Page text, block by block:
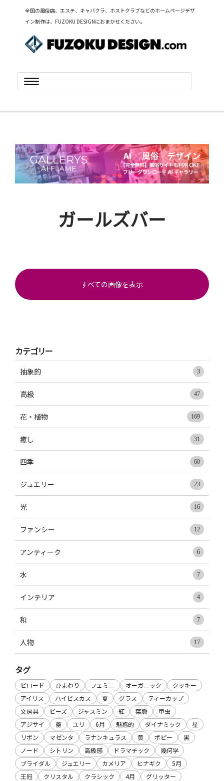
全国の風俗店、エステ、キャバクラ、ホストクラブなどのホームページデザ
イン制作は、FUZOKU DESIGNにおまかせください。
Toggle
navigation
ガールズバー
すべての画像を表示
カテゴリー
抽象的 3
高級 47
花・植物 169
癒し 31
四季 60
ジュエリー 23
光 16
ファンシー 12
アンティーク 6
水 7
インテリア 4
和 7
人物 17
タグ
ビロード ひまわり フェミニ オーガニック
クッキー
アイリス
ハイビスカス 夏 グラス
ティーカップ
文房具
ビーズ ジャスミン 紅 葉脈
甲虫
アジサイ
蕾 ユリ 6月 魅惑的 ダイナミック
星
リボン
マゼンタ ラナンキュラス 黄 ポピー
黒
ノード
シトリン 高級感 ドラマチック
幾何学
ブライダル
ジュエリー カメリア ヒナギク
5月
王冠
クリスタル クラシック 4月
グリッター